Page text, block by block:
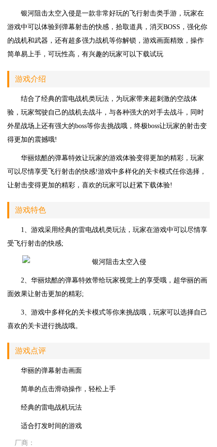
银河阻击太空入侵是一款非常好玩的飞行射击类手游，玩家在
游戏中可以体验到弹幕射击的快感，拾取道具，消灭BOSS，强化你
的战机和武器，还有超多强力战机等你解锁，游戏画面精致，操作
简单易上手，可玩性高，有兴趣的玩家可以下载试玩
游戏介绍
结合了经典的雷电战机类玩法，为玩家带来超刺激的空战体
验，玩家驾驶自己的战机去战斗，与各种强大的对手去战斗，同时
外星战场上还有强大的boss等你去挑战哦，终极boss让玩家的射击变
得更加的震撼哦!
华丽炫酷的弹幕特效让玩家的游戏体验变得更加的精彩，玩家
可以尽情享受飞行射击的快感!游戏中多样化的关卡模式任你选择，
让射击变得更加的精彩，喜欢的玩家可以赶紧下载体验!
游戏特色
1、游戏采用经典的雷电战机类玩法，玩家在游戏中可以尽情享
受飞行射击的快感;
2、华丽炫酷的弹幕特效带给玩家视觉上的享受哦，超华丽的画
面效果让射击更加的精彩;
3、游戏中多样化的关卡模式等你来挑战哦，玩家可以选择自己
喜欢的关卡进行挑战哦。
游戏点评
华丽的弹幕射击画面
简单的点击滑动操作，轻松上手
经典的雷电战机玩法
适合打发时间的游戏
厂商：